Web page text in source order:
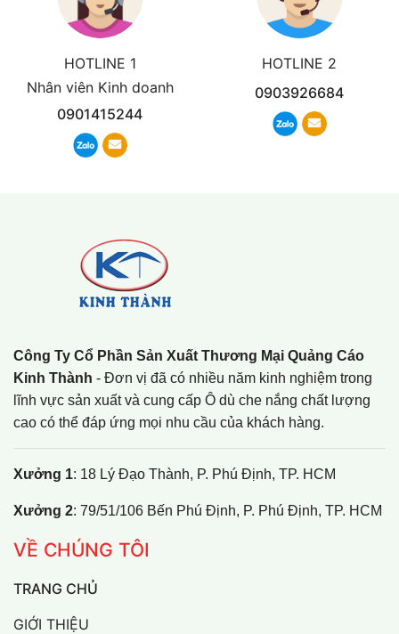
HOTLINE 1
Nhân viên Kinh doanh
0901415244
HOTLINE 2
0903926684
Công Ty Cổ Phần Sản Xuất Thương Mại Quảng Cáo
Kinh Thành - Đơn vị đã có nhiều năm kinh nghiệm trong
lĩnh vực sản xuất và cung cấp Ô dù che nắng chất lượng
cao có thể đáp ứng mọi nhu cầu của khách hàng.
Xưởng 1: 18 Lý Đạo Thành, P. Phú Định, TP. HCM
Xưởng 2: 79/51/106 Bến Phú Định, P. Phú Định, TP. HCM
VỀ CHÚNG TÔI
TRANG CHỦ
GIỚI THIỆU